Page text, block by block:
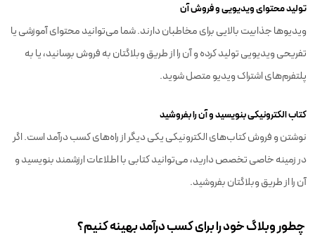
تولید محتوای ویدیویی و فروش آن
ویدیوها جذابیت بالایی برای مخاطبان دارند. شما می‌توانید محتوای آموزشی یا
تفریحی ویدیویی تولید کرده و آن را از طریق وبلاگتان به فروش برسانید، یا به
پلتفرم‌های اشتراک ویدیو متصل شوید.
کتاب الکترونیکی بنویسید و آن را بفروشید
نوشتن و فروش کتاب‌های الکترونیکی یکی دیگر از راه‌های کسب درآمد است. اگر
در زمینه خاصی تخصص دارید، می‌توانید کتابی با اطلاعات ارزشمند بنویسید و
آن را از طریق وبلاگتان بفروشید.
چطور وبلاگ خود را برای کسب درآمد بهینه کنیم؟